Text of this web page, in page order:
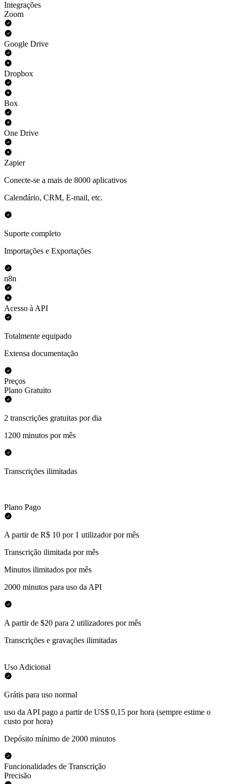
Integrações
Zoom
Google Drive
Dropbox
Box
One Drive
Zapier
Conecte-se a mais de 8000 aplicativos
Calendário, CRM, E-mail, etc.
Suporte completo
Importações e Exportações
n8n
Acesso à API
Totalmente equipado
Extensa documentação
Preços
Plano Gratuito
2 transcrições gratuitas por dia
1200 minutos por mês
Transcrições ilimitadas
Plano Pago
A partir de R$ 10 por 1 utilizador por mês
Transcrição ilimitada por mês
Minutos ilimitados por mês
2000 minutos para uso da API
A partir de $20 para 2 utilizadores por mês
Transcrições e gravações ilimitadas
Uso Adicional
Grátis para uso normal
uso da API pago a partir de US$ 0,15 por hora (sempre estime o
custo por hora)
Depósito mínimo de 2000 minutos
Funcionalidades de Transcrição
Precisão